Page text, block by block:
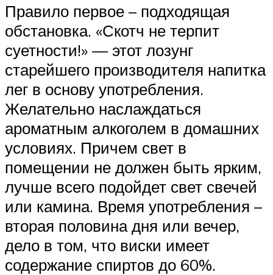
Правило первое – подходящая
обстановка. «Скотч не терпит
суетности!» — этот лозунг
старейшего производителя напитка
лег в основу употребления.
Желательно наслаждаться
ароматным алкоголем в домашних
условиях. Причем свет в
помещении не должен быть ярким,
лучше всего подойдет свет свечей
или камина. Время употребления –
вторая половина дня или вечер,
дело в том, что виски имеет
содержание спиртов до 60%.